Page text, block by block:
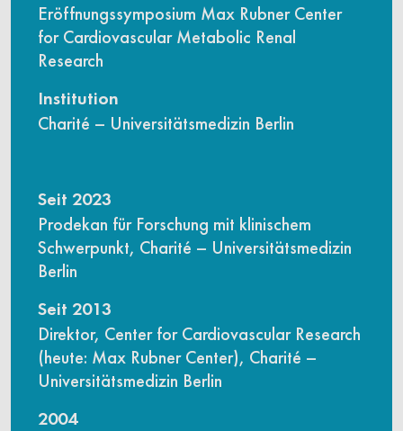
Eröffnungssymposium Max Rubner Center
for Cardiovascular Metabolic Renal
Research
Institution
Charité – Universitätsmedizin Berlin
Seit 2023
Prodekan für Forschung mit klinischem
Schwerpunkt, Charité – Universitätsmedizin
Berlin
Seit 2013
Direktor, Center for Cardiovascular Research
(heute: Max Rubner Center), Charité –
Universitätsmedizin Berlin
2004